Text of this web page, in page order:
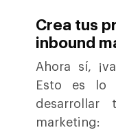
Crea tus
inbound
Ahora sí,
Esto es lo
desarrollar
marketing: